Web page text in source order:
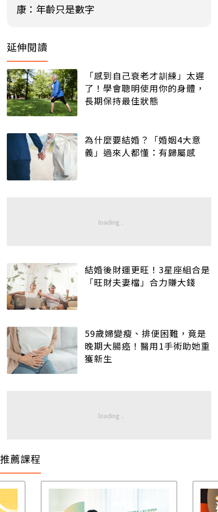
康：年齡只是數字
延伸閱讀
「感到自己衰老才訓練」太遲
了！學會聰明使用你的身體，
長期保持最佳狀態
為什麼要結婚？「婚姻4大意
義」過來人都懂：有歸屬感
結婚後財運更旺！3星座組合是
「旺財夫妻檔」合力賺大錢
59歲婦變瘦、排便困難，竟是
晚期大腸癌！醫用1手術助她重
獲新生
推薦課程